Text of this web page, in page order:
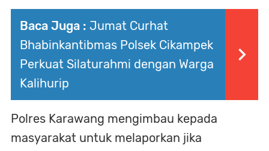
Baca Juga : Jumat Curhat
Bhabinkantibmas Polsek Cikampek
Perkuat Silaturahmi dengan Warga
Kalihurip
Polres Karawang mengimbau kepada
masyarakat untuk melaporkan jika